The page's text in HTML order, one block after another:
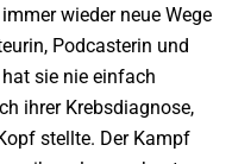
wieder neue Wege
Podcasterin und
sie nie einfach
ihrer Krebsdiagnose,
stellte. Der Kampf